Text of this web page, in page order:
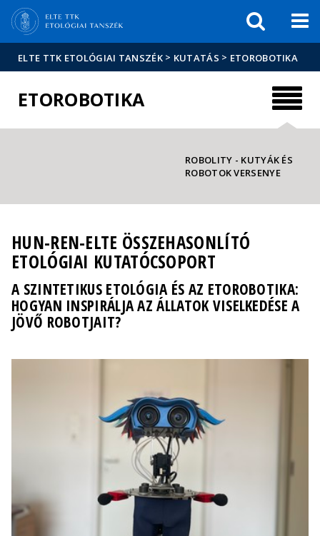
sajtóban
ELTE TTK ETOLÓGIAI TANSZÉK > KUTATÁS > ETOROBOTIKA
ETOROBOTIKA
ROBOLITY - KUTYÁK ÉS
ROBOTOK VERSENYE
HUN-REN-ELTE ÖSSZEHASONLÍTÓ
ETOLÓGIAI KUTATÓCSOPORT
A SZINTETIKUS ETOLÓGIA ÉS AZ ETOROBOTIKA:
HOGYAN INSPIRÁLJA AZ ÁLLATOK VISELKEDÉSE A
JÖVŐ ROBOTJAIT?